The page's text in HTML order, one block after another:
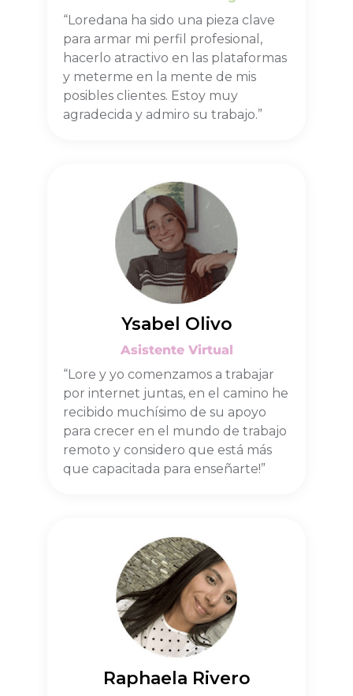
“Loredana ha sido una pieza clave
para armar mi perfil profesional,
hacerlo atractivo en las plataformas
y meterme en la mente de mis
posibles clientes. Estoy muy
agradecida y admiro su trabajo.”
Ysabel Olivo
Asistente Virtual
“Lore y yo comenzamos a trabajar
por internet juntas, en el camino he
recibido muchísimo de su apoyo
para crecer en el mundo de trabajo
remoto y considero que está más
que capacitada para enseñarte!”
Raphaela Rivero